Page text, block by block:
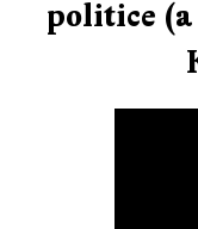
politice